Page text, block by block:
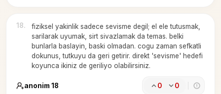
18.
fiziksel yakinlik sadece sevisme degil; el ele tutusmak,
sarilarak uyumak, sirt sivazlamak da temas. belki
bunlarla baslayin, baski olmadan. cogu zaman sefkatli
dokunus, tutkuyu da geri getirir. direkt 'sevisme' hedefi
koyunca ikiniz de geriliyo olabilirsiniz.
anonim 18 0 0